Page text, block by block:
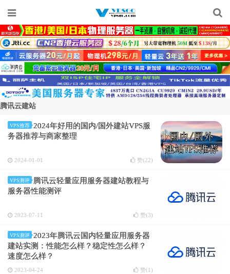
腾讯云建站
VPS推荐
2024年好用的国内/国外建站VPS服
务器推荐与商家整理
2024-01-01 赞(22)
VPS测评
腾讯云轻量应用服务器建站教程与
服务器性能测评
2023-07-11 赞(3)
VPS测评
2023年腾讯云国内轻量应用服务器
建站实测：性能怎么样？稳定性怎么样？
速度怎么样？
2023-04-24 赞(1 )